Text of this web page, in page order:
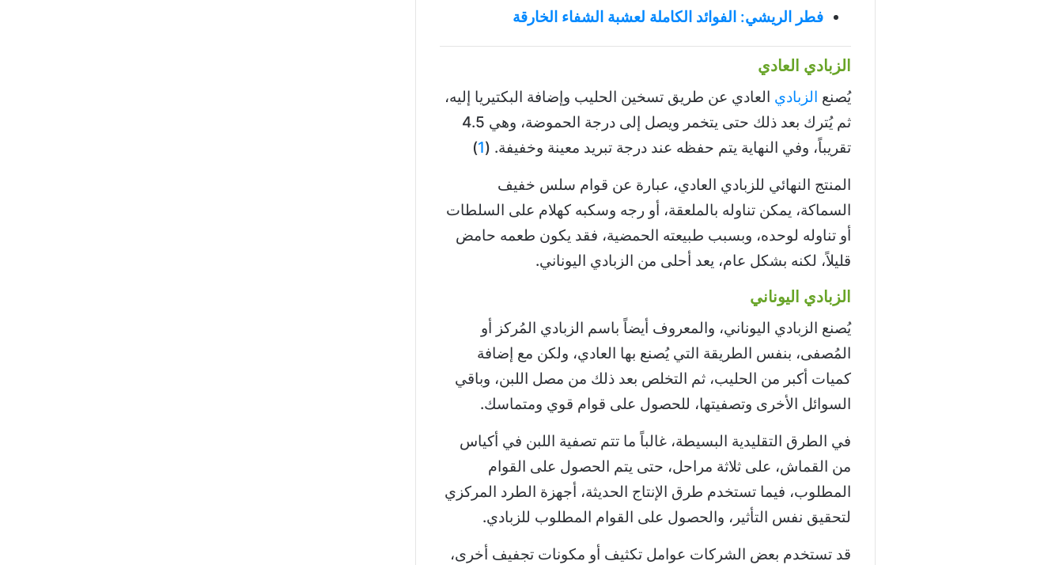
فطر الريشي: الفوائد الكاملة لعشبة الشفاء الخارقة
الزبادي العادي
يُصنع الزبادي العادي عن طريق تسخين الحليب وإضافة البكتيريا إليه،
ثم يُترك بعد ذلك حتى يتخمر ويصل إلى درجة الحموضة، وهي 4.5
تقريباً، وفي النهاية يتم حفظه عند درجة تبريد معينة وخفيفة. (1
)
المنتج النهائي للزبادي العادي، عبارة عن قوام سلس خفيف
السماكة، يمكن تناوله بالملعقة، أو رجه وسكبه كهلام على السلطات
أو تناوله لوحده، وبسبب طبيعته الحمضية، فقد يكون طعمه حامض
قليلاً، لكنه بشكل عام، يعد أحلى من الزبادي اليوناني.
الزبادي اليوناني
يُصنع الزبادي اليوناني، والمعروف أيضاً باسم الزبادي المُركز أو
المُصفى، بنفس الطريقة التي يُصنع بها العادي، ولكن مع إضافة
كميات أكبر من الحليب، ثم التخلص بعد ذلك من مصل اللبن، وباقي
السوائل الأخرى وتصفيتها، للحصول على قوام قوي ومتماسك.
في الطرق التقليدية البسيطة، غالباً ما تتم تصفية اللبن في أكياس
من القماش، على ثلاثة مراحل، حتى يتم الحصول على القوام
المطلوب، فيما تستخدم طرق الإنتاج الحديثة، أجهزة الطرد المركزي
لتحقيق نفس التأثير، والحصول على القوام المطلوب للزبادي.
قد تستخدم بعض الشركات عوامل تكثيف أو مكونات تجفيف أخرى،